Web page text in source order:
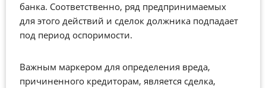
банка. Соответственно, ряд предпринимаемых
для этого действий и сделок должника подпадает
под период оспоримости.
Важным маркером для определения вреда,
причиненного кредиторам, является сделка,